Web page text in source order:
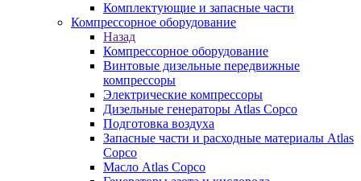
Комплектующие и запасные части
Компрессорное оборудование
Назад
Компрессорное оборудование
Винтовые дизельные передвижные
компрессоры
Электрические компрессоры
Дизельные генераторы Atlas Copco
Подготовка воздуха
Запасные части и расходные материалы Atlas
Copco
Масло Atlas Copco